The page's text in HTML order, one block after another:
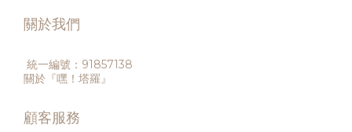
關於我們
統一編號：91857138
關於『嘿！塔羅』
顧客服務